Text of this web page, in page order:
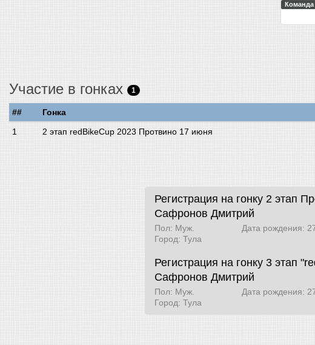
Команда
Участие в гонках 1
## Гонка
2 этап redBikeCup 2023 Протвино 17 июня
Регистрация на гонку 2 этап
Сафронов Дмитрий
Пол: Муж. Дата рождения:
Город: Тула
Регистрация на гонку 3 этап
Сафронов Дмитрий
Пол: Муж. Дата рождения:
Город: Тула